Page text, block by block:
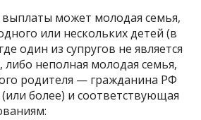
может молодая семья,
или нескольких детей (в
один из супругов не является
неполная молодая семья,
родителя — гражданина РФ
более) и соответствующая